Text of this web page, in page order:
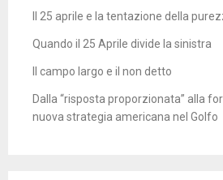
Il 25 aprile e la tentazione della
Quando il 25 Aprile divide la sinistra
Il campo largo e il non detto
Dalla “risposta proporzionata” alla
nuova strategia americana nel Golfo